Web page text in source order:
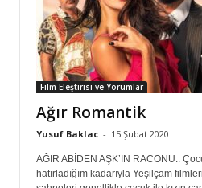
o
l
t
u
k
Film Eleştirisi ve Yorumlar
Ağır Romantik
Yusuf Baklac - 15 Şubat 2020
AĞIR ABİDEN AŞK’IN RACONU..
hatırladığım kadarıyla Yeşilçam